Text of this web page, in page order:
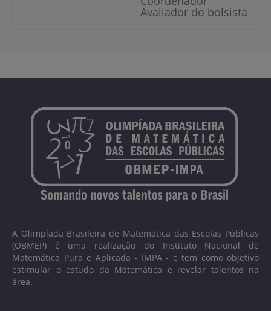
Avaliador do bolsista
A Olimpíada Brasileira de Matemática das Escolas Públicas
(OBMEP) é uma realização do Instituto Nacional de
Matemática Pura e Aplicada - IMPA - e tem como objetivo
estimular o estudo da Matemática e revelar talentos na
área.